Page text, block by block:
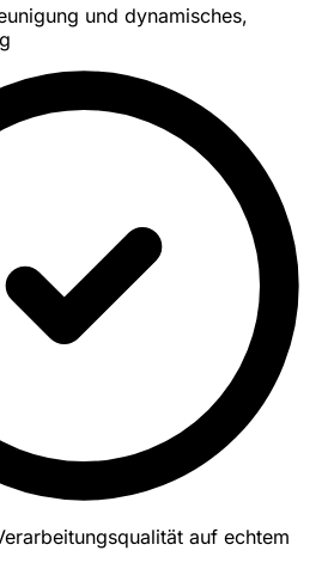
und dynamisches,
auf echtem